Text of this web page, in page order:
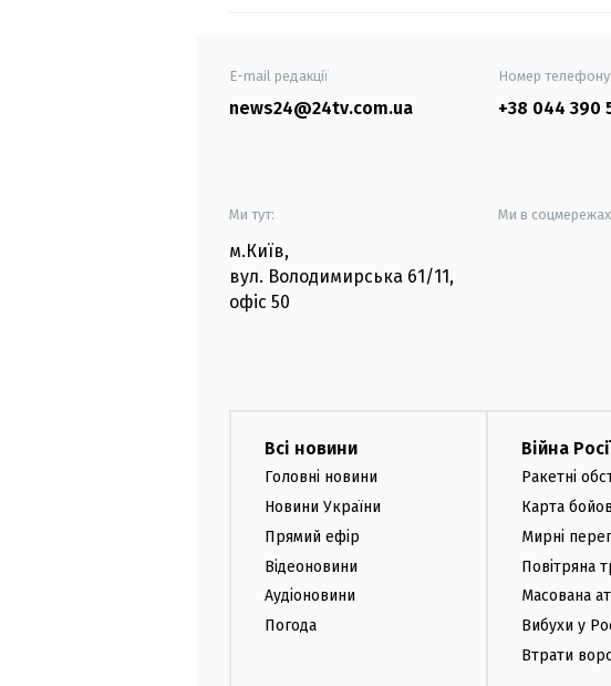
E-mail редакції
news24@24tv.com.ua
Номер телефону:
+38 044 390
Ми тут:
м.Київ,
вул. Володимирська 61/11,
офіс 50
Ми в
Всі новини
Головні новини
Новини України
Прямий ефір
Відеоновини
Аудіоновини
Погода
Війна
Ракетні
Карта
Мирні
Повітряна
Масована
Вибухи у
Втрати